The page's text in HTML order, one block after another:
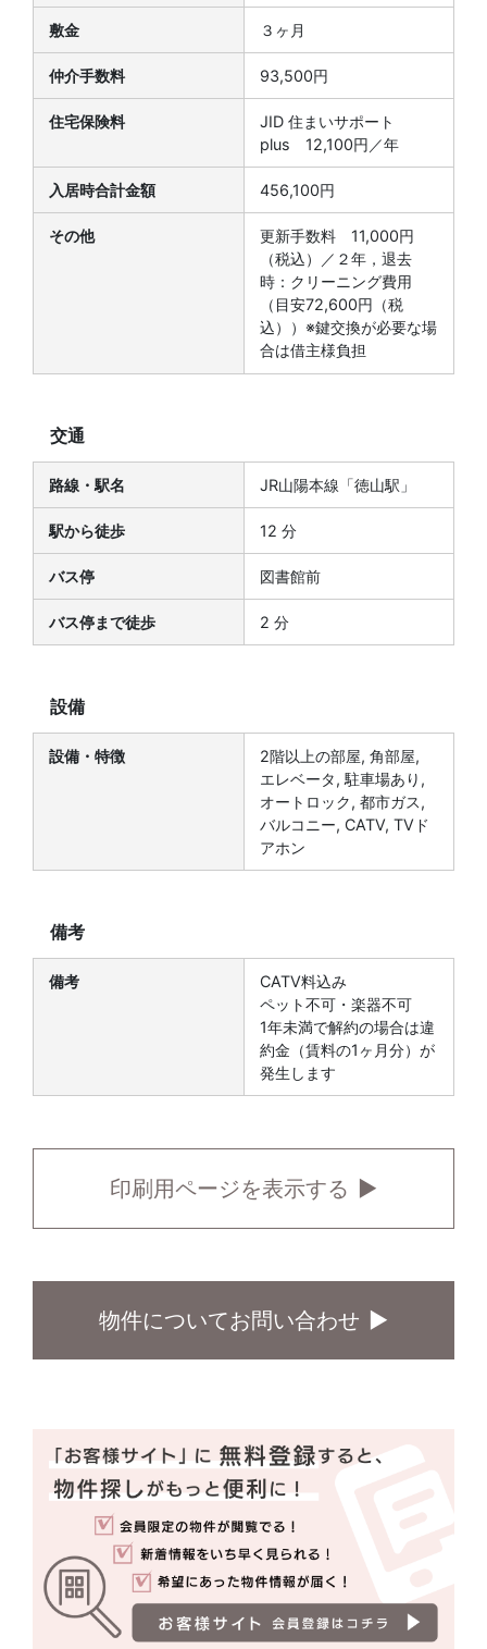
敷金 ３ヶ月
仲介手数料 93,500円
住宅保険料
JID 住まいサポート
plus 12,100円／年
入居時合計金額 456,100円
その他
更新手数料 11,000円
（税込）／２年，退去
時：クリーニング費用
（目安72,600円（税
込））※鍵交換が必要な場
合は借主様負担
交通
路線・駅名 JR山陽本線「徳山駅」
駅から徒歩 12 分
バス停 図書館前
バス停まで徒歩 2 分
設備
設備・特徴
2階以上の部屋, 角部屋,
エレベータ, 駐車場あり,
オートロック, 都市ガス,
バルコニー, CATV, TVド
アホン
備考
備考
CATV料込み
ペット不可・楽器不可
1年未満で解約の場合は違
約金（賃料の1ヶ月分）が
発生します
印刷用ページを表示する
物件についてお問い合わせ